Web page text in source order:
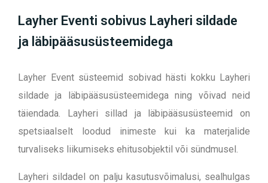
Layher Eventi sobivus Layheri sildade
ja läbipääsusüsteemidega
Layher Event süsteemid sobivad hästi kokku Layheri
sildade ja läbipääsusüsteemidega ning võivad neid
täiendada. Layheri sillad ja läbipääsusüsteemid on
spetsiaalselt loodud inimeste kui ka materjalide
turvaliseks liikumiseks ehitusobjektil või sündmusel.
Layheri sildadel on palju kasutusvõimalusi, sealhulgas